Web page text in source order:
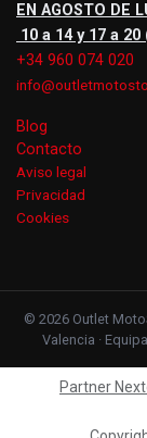
EN AGOSTO DE
10 a 14 y 17 a 20
+34 960 074 020
Blog
Contacto
Aviso legal
Privacidad
Cookies
© 2026 Outlet
Valencia ·
Partner